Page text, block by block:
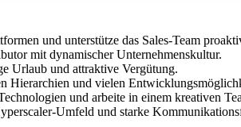
und unterstütze das Sales-Team
mit dynamischer Unternehmenskultur.
Urlaub und attraktive Vergütung.
Hierarchien und vielen
und arbeite in einem kreativen
Umfeld und starke